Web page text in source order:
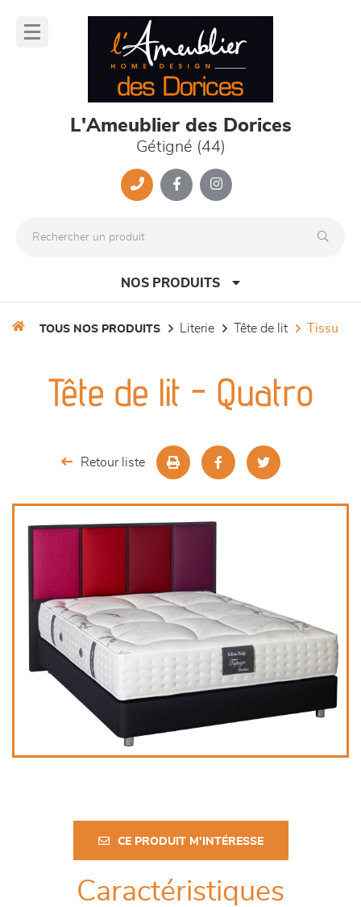
L'Ameublier des Dorices
Gétigné (44)
NOS PRODUITS
séjours
meubles de complément
décoration
TOUS NOS PRODUITS literie tête de lit tissu
Tête de lit - Quatro
Retour liste
CE PRODUIT M'INTÉRESSE
Caractéristiques